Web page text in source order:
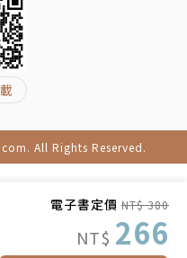
電子書定價 NT$ 380
NT$ 266
All Rights Reserved.